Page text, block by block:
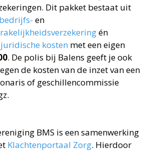
Dit pakket bestaat uit
bedrijfs- en
én
kosten met een eigen
. De polis bij Balens geeft je ook
de kosten van de inzet van een
of geschillencommissie
BMS is een samenwerking
Klachtenportaal Zorg. Hierdoor